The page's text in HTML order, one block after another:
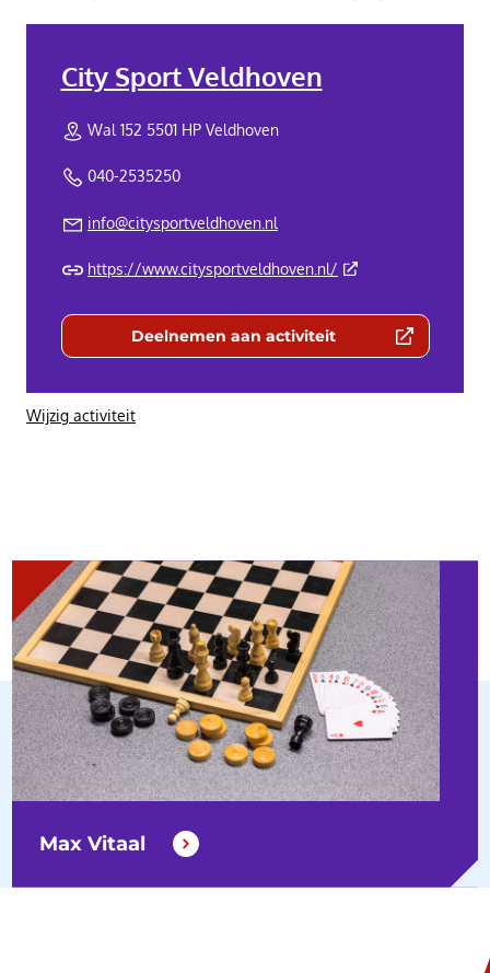
City Sport Veldhoven
Wal 152 5501 HP Veldhoven
040-2535250
info@citysportveldhoven.nl
https://www.citysportveldhoven.nl/ (Deze link gaat naar
Deelnemen aan activiteit(Deze link gaat naar een externe
Wijzig activiteit
Max Vitaal